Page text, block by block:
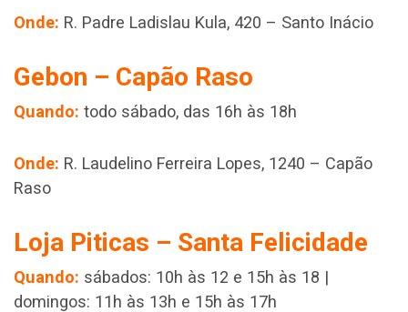
Onde: R. Padre Ladislau Kula, 420 – Santo Inácio
Gebon – Capão Raso
Quando: todo sábado, das 16h às 18h
Onde: R. Laudelino Ferreira Lopes, 1240 – Capão
Raso
Loja Piticas – Santa Felicidade
Quando: sábados: 10h às 12 e 15h às 18 |
domingos: 11h às 13h e 15h às 17h